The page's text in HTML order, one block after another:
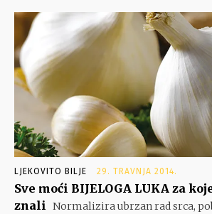
LJEKOVITO BILJE 29. TRAVNJA 2014.
Sve moći BIJELOGA LUKA za
znali Normalizira ubrzan rad srca,